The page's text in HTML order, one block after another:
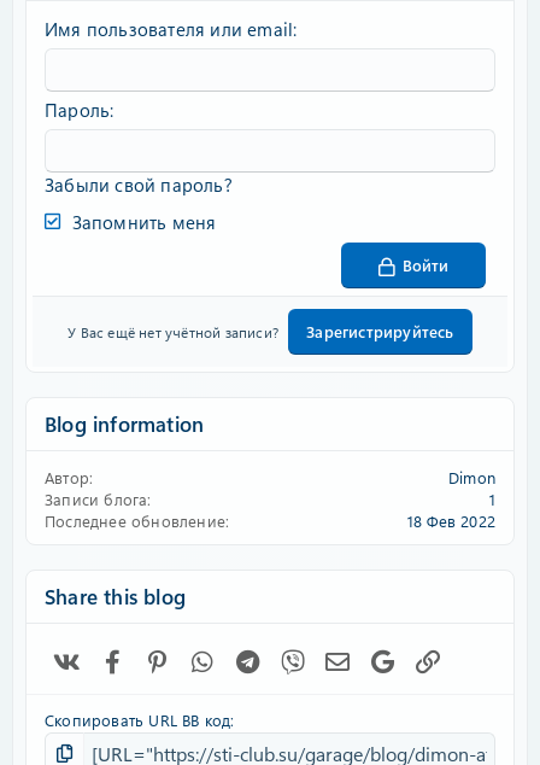
Имя пользователя или email
Пароль
Забыли свой пароль?
Запомнить меня
Войти
У Вас ещё нет учётной записи? Зарегистрируйтесь
Blog information
Автор
Dimon
Записи блога
1
Последнее обновление
18 Фев 2022
Share this blog
FacebookPinterestWhatsAppTelegram
Viber Электронная почта
Google
Скопировать URL BB код